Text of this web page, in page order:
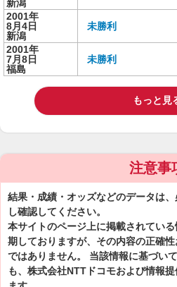
新潟
2001年
8月4日
新潟
未勝利
2001年
7月8日
福島
未勝利
もっと見
注意事
結果・成績・オッズなどのデータは
し確認してください。
本サイトのページ上に掲載されてい
期しておりますが、その内容の正確
ではありません。 当該情報に基づい
も、株式会社NTTドコモおよび情報